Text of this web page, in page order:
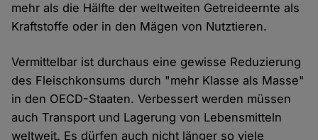
mehr als die Hälfte der weltweiten Getreideernte als
Kraftstoffe oder in den Mägen von Nutztieren.
Vermittelbar ist durchaus eine gewisse Reduzierung
des Fleischkonsums durch "mehr Klasse als Masse"
in den OECD-Staaten. Verbessert werden müssen
auch Transport und Lagerung von Lebensmitteln
weltweit. Es dürfen auch nicht länger so viele